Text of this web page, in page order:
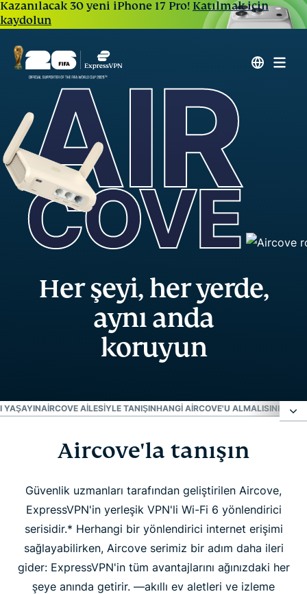
Kazanılacak 30 yeni iPhone 17 Pro! Katılmak için
kaydolun
Her şeyi, her yerde,
aynı anda
koruyun
YAŞAYINAIRCOVE AILESIYLE TANIŞINHANGI AIRCOVE'U ALMALISINIZ?
Aircove'la tanışın
Aircove farkını yaşayın
Aircove ailesiyle tanışın
Hangi Aircove'u almalısınız?
Aircove'la tanışın
Güvenlik uzmanları tarafından geliştirilen Aircove,
ExpressVPN'in yerleşik VPN'li Wi-Fi 6 yönlendirici
serisidir.* Herhangi bir yönlendirici internet erişimi
sağlayabilirken, Aircove serimiz bir adım daha ileri
gider: ExpressVPN'in tüm avantajlarını ağınızdaki her
şeye anında getirir. —akıllı ev aletleri ve izleme